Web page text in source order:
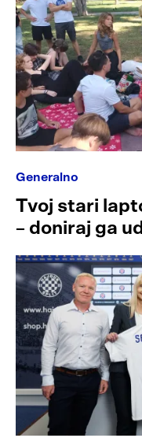
Generalno
Tvoj stari
– doniraj ga